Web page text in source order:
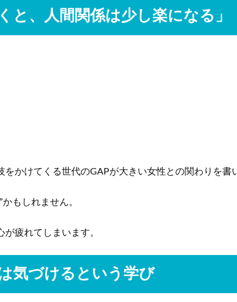
と、人間関係は少し楽になる」
かけてくる世代のGAPが大きい女性との関わりを書
もしれません。
疲れてしまいます。
気づけるという学び